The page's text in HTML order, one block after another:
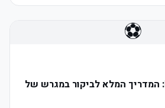
⚽
Emirates Stadium: המדריך המלא לביקור במגרש של